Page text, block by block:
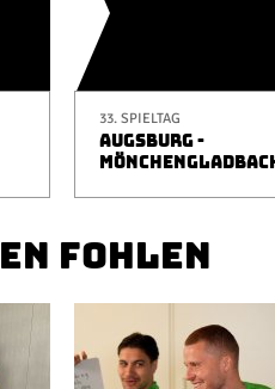
33. SPIELTAG
AUGSBURG -
FOHLEN